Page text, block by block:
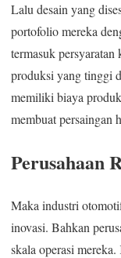
Lalu desain yang
portofolio mereka
termasuk
produksi yang tinggi
memiliki biaya
membuat persaingan
Perusahaan
Maka industri
inovasi. Bahkan
skala operasi